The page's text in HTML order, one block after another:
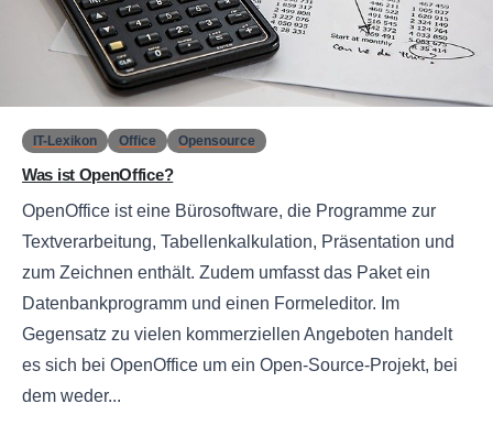
0
IT-Lexikon Office Opensource
Was ist OpenOffice?
OpenOffice ist eine Bürosoftware, die Programme zur
Textverarbeitung, Tabellenkalkulation, Präsentation und
zum Zeichnen enthält. Zudem umfasst das Paket ein
Datenbankprogramm und einen Formeleditor. Im
Gegensatz zu vielen kommerziellen Angeboten handelt
es sich bei OpenOffice um ein Open-Source-Projekt, bei
dem weder...